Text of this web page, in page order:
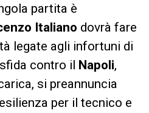
partita è
Italiano dovrà fare
legate agli infortuni di
contro il Napoli,
si preannuncia
per il tecnico e